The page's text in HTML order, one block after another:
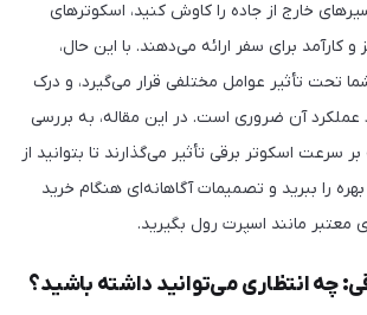
خارج از جاده را کاوش کنید، اسکوترهای
و کارآمد برای سفر ارائه می‌دهند. با این حال،
تحت تأثیر عوامل مختلفی قرار می‌گیرد، و درک
عملکرد آن ضروری است. در این مقاله، به بررسی
سرعت اسکوتر برقی تأثیر می‌گذارند تا بتوانید از
را ببرید و تصمیمات آگاهانه‌ای هنگام خرید
معتبر مانند اسپرت رول بگیرید.
چه انتظاری می‌توانید داشته باشید؟